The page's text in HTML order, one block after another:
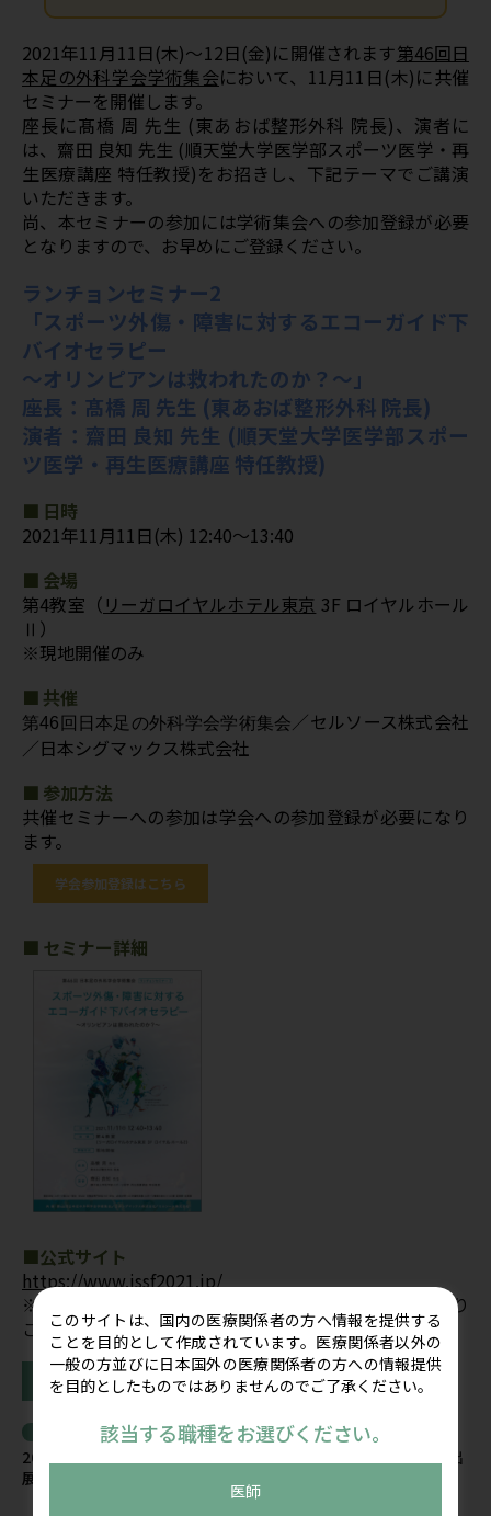
2021年11月11日(木)～12日(金)に開催されます第46回日
本足の外科学会学術集会において、11月11日(木)に共催
セミナーを開催します。
座長に髙橋 周 先生 (東あおば整形外科 院長)、演者に
は、齋田 良知 先生 (順天堂大学医学部スポーツ医学・再
生医療講座 特任教授)をお招きし、下記テーマでご講演
いただきます。
尚、本セミナーの参加には学術集会への参加登録が必要
となりますので、お早めにご登録ください。
ランチョンセミナー2
「スポーツ外傷・障害に対するエコーガイド下
バイオセラピー
～オリンピアンは救われたのか？～」
座長：髙橋 周 先生 (東あおば整形外科 院長)
演者：齋田 良知 先生 (順天堂大学医学部スポー
ツ医学・再生医療講座 特任教授)
■ 日時
2021年11月11日(木) 12:40～13:40
■ 会場
第4教室（ リーガロイヤルホテル東京 3F ロイヤルホール
Ⅱ）
※現地開催のみ
■ 共催
第46回日本足の外科学会学術集会／セルソース株式会社
／日本シグマックス株式会社
■ 参加方法
共催セミナーへの参加は学会への参加登録が必要になり
ます。
学会参加登録はこちら
■ セミナー詳細
■公式サイト
https://www.jssf2021.jp/
※学会への参加登録に関しては、学会ホームページより
ご確認ください。
学会出展情報はこちら
2026年8月8日(土)～9日(日) 第37回日本整形外科超音波学会に出
展します
このサイトは、国内の医療関係者の方へ情報を提供する
ことを目的として作成されています。医療関係者以外の
一般の方並びに日本国外の医療関係者の方への情報提供
を目的としたものではありませんのでご了承ください。
該当する職種をお選びください。
医師